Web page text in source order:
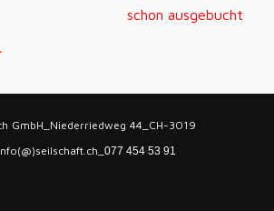
schon ausgebucht
GmbH_Niederriedweg 44_CH-3019
077 454 53 91